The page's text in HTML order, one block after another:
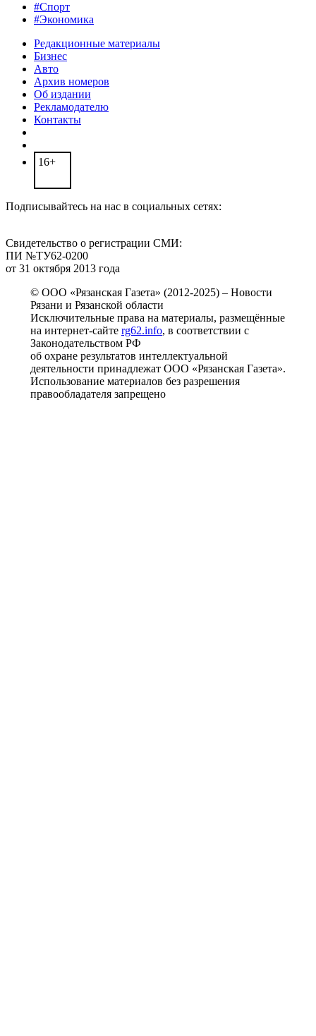
#Спорт
#Экономика
Редакционные материалы
Бизнес
Авто
Архив номеров
Об издании
Рекламодателю
Контакты
16+
Подписывайтесь на нас в социальных сетях:
Свидетельство о регистрации СМИ:
ПИ №ТУ62-0200
от 31 октября 2013 года
© ООО «Рязанская Газета» (2012-2025) – Новости
Рязани и Рязанской области
Исключительные права на материалы, размещённые
на интернет-сайте rg62.info, в соответствии с
Законодательством РФ
об охране результатов интеллектуальной
деятельности принадлежат ООО «Рязанская Газета».
Использование материалов без разрешения
правообладателя запрещено